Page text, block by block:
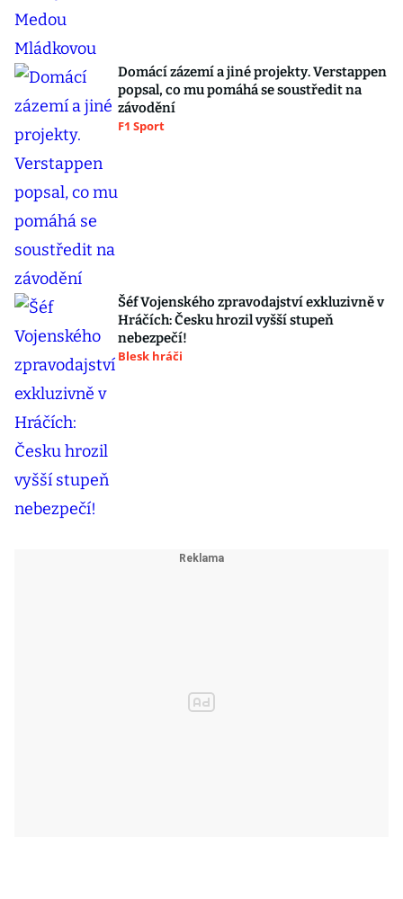
Domácí zázemí a jiné projekty. Verstappen
popsal, co mu pomáhá se soustředit na
závodění
F1 Sport
Šéf Vojenského zpravodajství exkluzivně v
Hráčích: Česku hrozil vyšší stupeň
nebezpečí!
Blesk hráči